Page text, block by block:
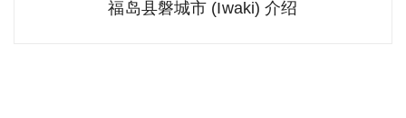
福岛县磐城市 (Iwaki) 介绍